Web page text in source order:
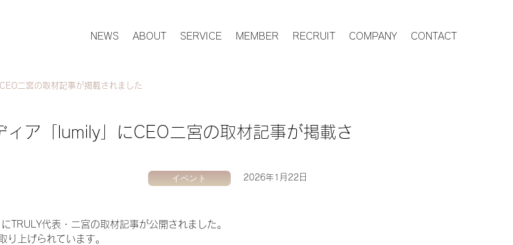
NEWS ABOUT SERVICE MEMBER RECRUIT COMPANY CONTACT
二宮の取材記事が掲載されました
ア「lumily」にCEO二宮の取材記事が掲載さ
イベント 2026年1月22日
TRULY代表・二宮の取材記事が公開されました。
り上げられています。